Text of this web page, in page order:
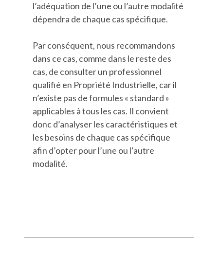
l’adéquation de l’une ou l’autre modalité
dépendra de chaque cas spécifique.
Par conséquent, nous recommandons
dans ce cas, comme dans le reste des
cas, de consulter un professionnel
qualifié en Propriété Industrielle, car il
n’existe pas de formules « standard »
applicables à tous les cas. Il convient
donc d’analyser les caractéristiques et
les besoins de chaque cas spécifique
afin d’opter pour l’une ou l’autre
modalité.